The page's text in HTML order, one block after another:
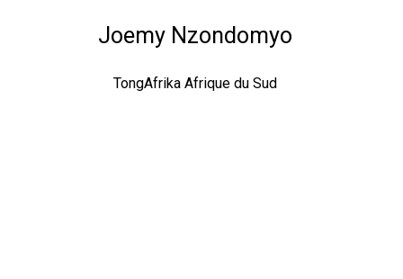
Joemy Nzondomyo
TongAfrika Afrique du Sud